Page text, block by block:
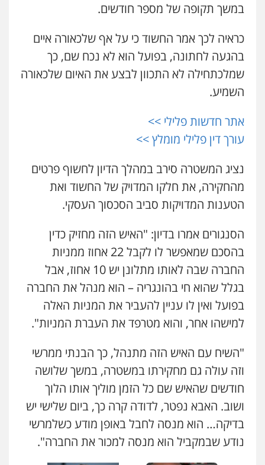
0507206063
עו"ד זוהר ארבל
פלילי פשיעה חמורה מעצרים וחקירות
קטינים
0538788878
עו"ד אסף דוק
פלילי עבירות מין
0526885006
במשך תקופה של מספר חודשים.
כראיה לכך אמר החשוד כי על אף שלכאורה איים
בהגעה לחתונה, בפועל הוא לא נכח שם, כך
שמלכתחילה לא התכוון לבצע את האיום שלכאורה
השמיע.
אתר חדשות פלילי >>
עורך דין פלילי מומלץ >>
נציג המשטרה סירב במהלך הדיון לחשוף פרטים
מהחקירה, את חלקו המדויק של החשוד ואת
הטענות המדויקות סביב הסכסוך העסקי.
הסנגורים אמרו בדיון: "האיש הזה מחזיק כדין
בהסכם שמאפשר לו לקבל 22 אחוז ממניות
החברה שבה לאותו מתלונן יש 10 אחוז, אבל
בגלל שהוא חי בהונגריה – הוא מנהל את החברה
בפועל ואין לו עניין להעביר את המניות האלה
למישהו אחר, והוא מטרפד את העברת המניות".
"השיח עם האיש הזה מתנהל, כך הבנתי ממרשי
וזה עולה גם מחקירתו במשטרה, במשך שלושה
חודשים שהאיש שם כל הזמן מוליך אותו הלוך
ושוב. האבא נפטר, לדודה קרה כך, ביום שלישי יש
בדיקה… הוא מנסה לחבל באופן מודע כשלמרשי
נודע שבמקביל הוא מנסה למכור את החברה".
עו"ד אייל אביטל
מעצרים וחקירות
0544712201
משפט פלילי פשיעה חמורה פלילי
כבריאן, מזר – משרד עורכי דין
מעצרים וחקירות
0543986802